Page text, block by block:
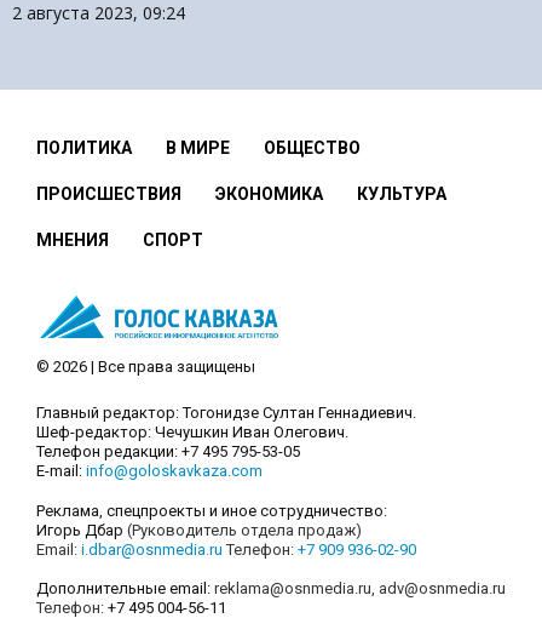
2 августа 2023, 09:24
ПОЛИТИКА В МИРЕ ОБЩЕСТВО
ПРОИСШЕСТВИЯ ЭКОНОМИКА КУЛЬТУРА
МНЕНИЯ СПОРТ
© 2026 | Все права защищены
Главный редактор: Тогонидзе Султан Геннадиевич.
Шеф-редактор: Чечушкин Иван Олегович.
Телефон редакции: +7 495 795-53-05
E-mail: info@goloskavkaza.com
Реклама, спецпроекты и иное сотрудничество:
Игорь Дбар (Руководитель отдела продаж)
Email: i.dbar@osnmedia.ru Телефон: +7 909 936-02-90
Дополнительные email: reklama@osnmedia.ru, adv@osnmedia.ru
Телефон: +7 495 004-56-11